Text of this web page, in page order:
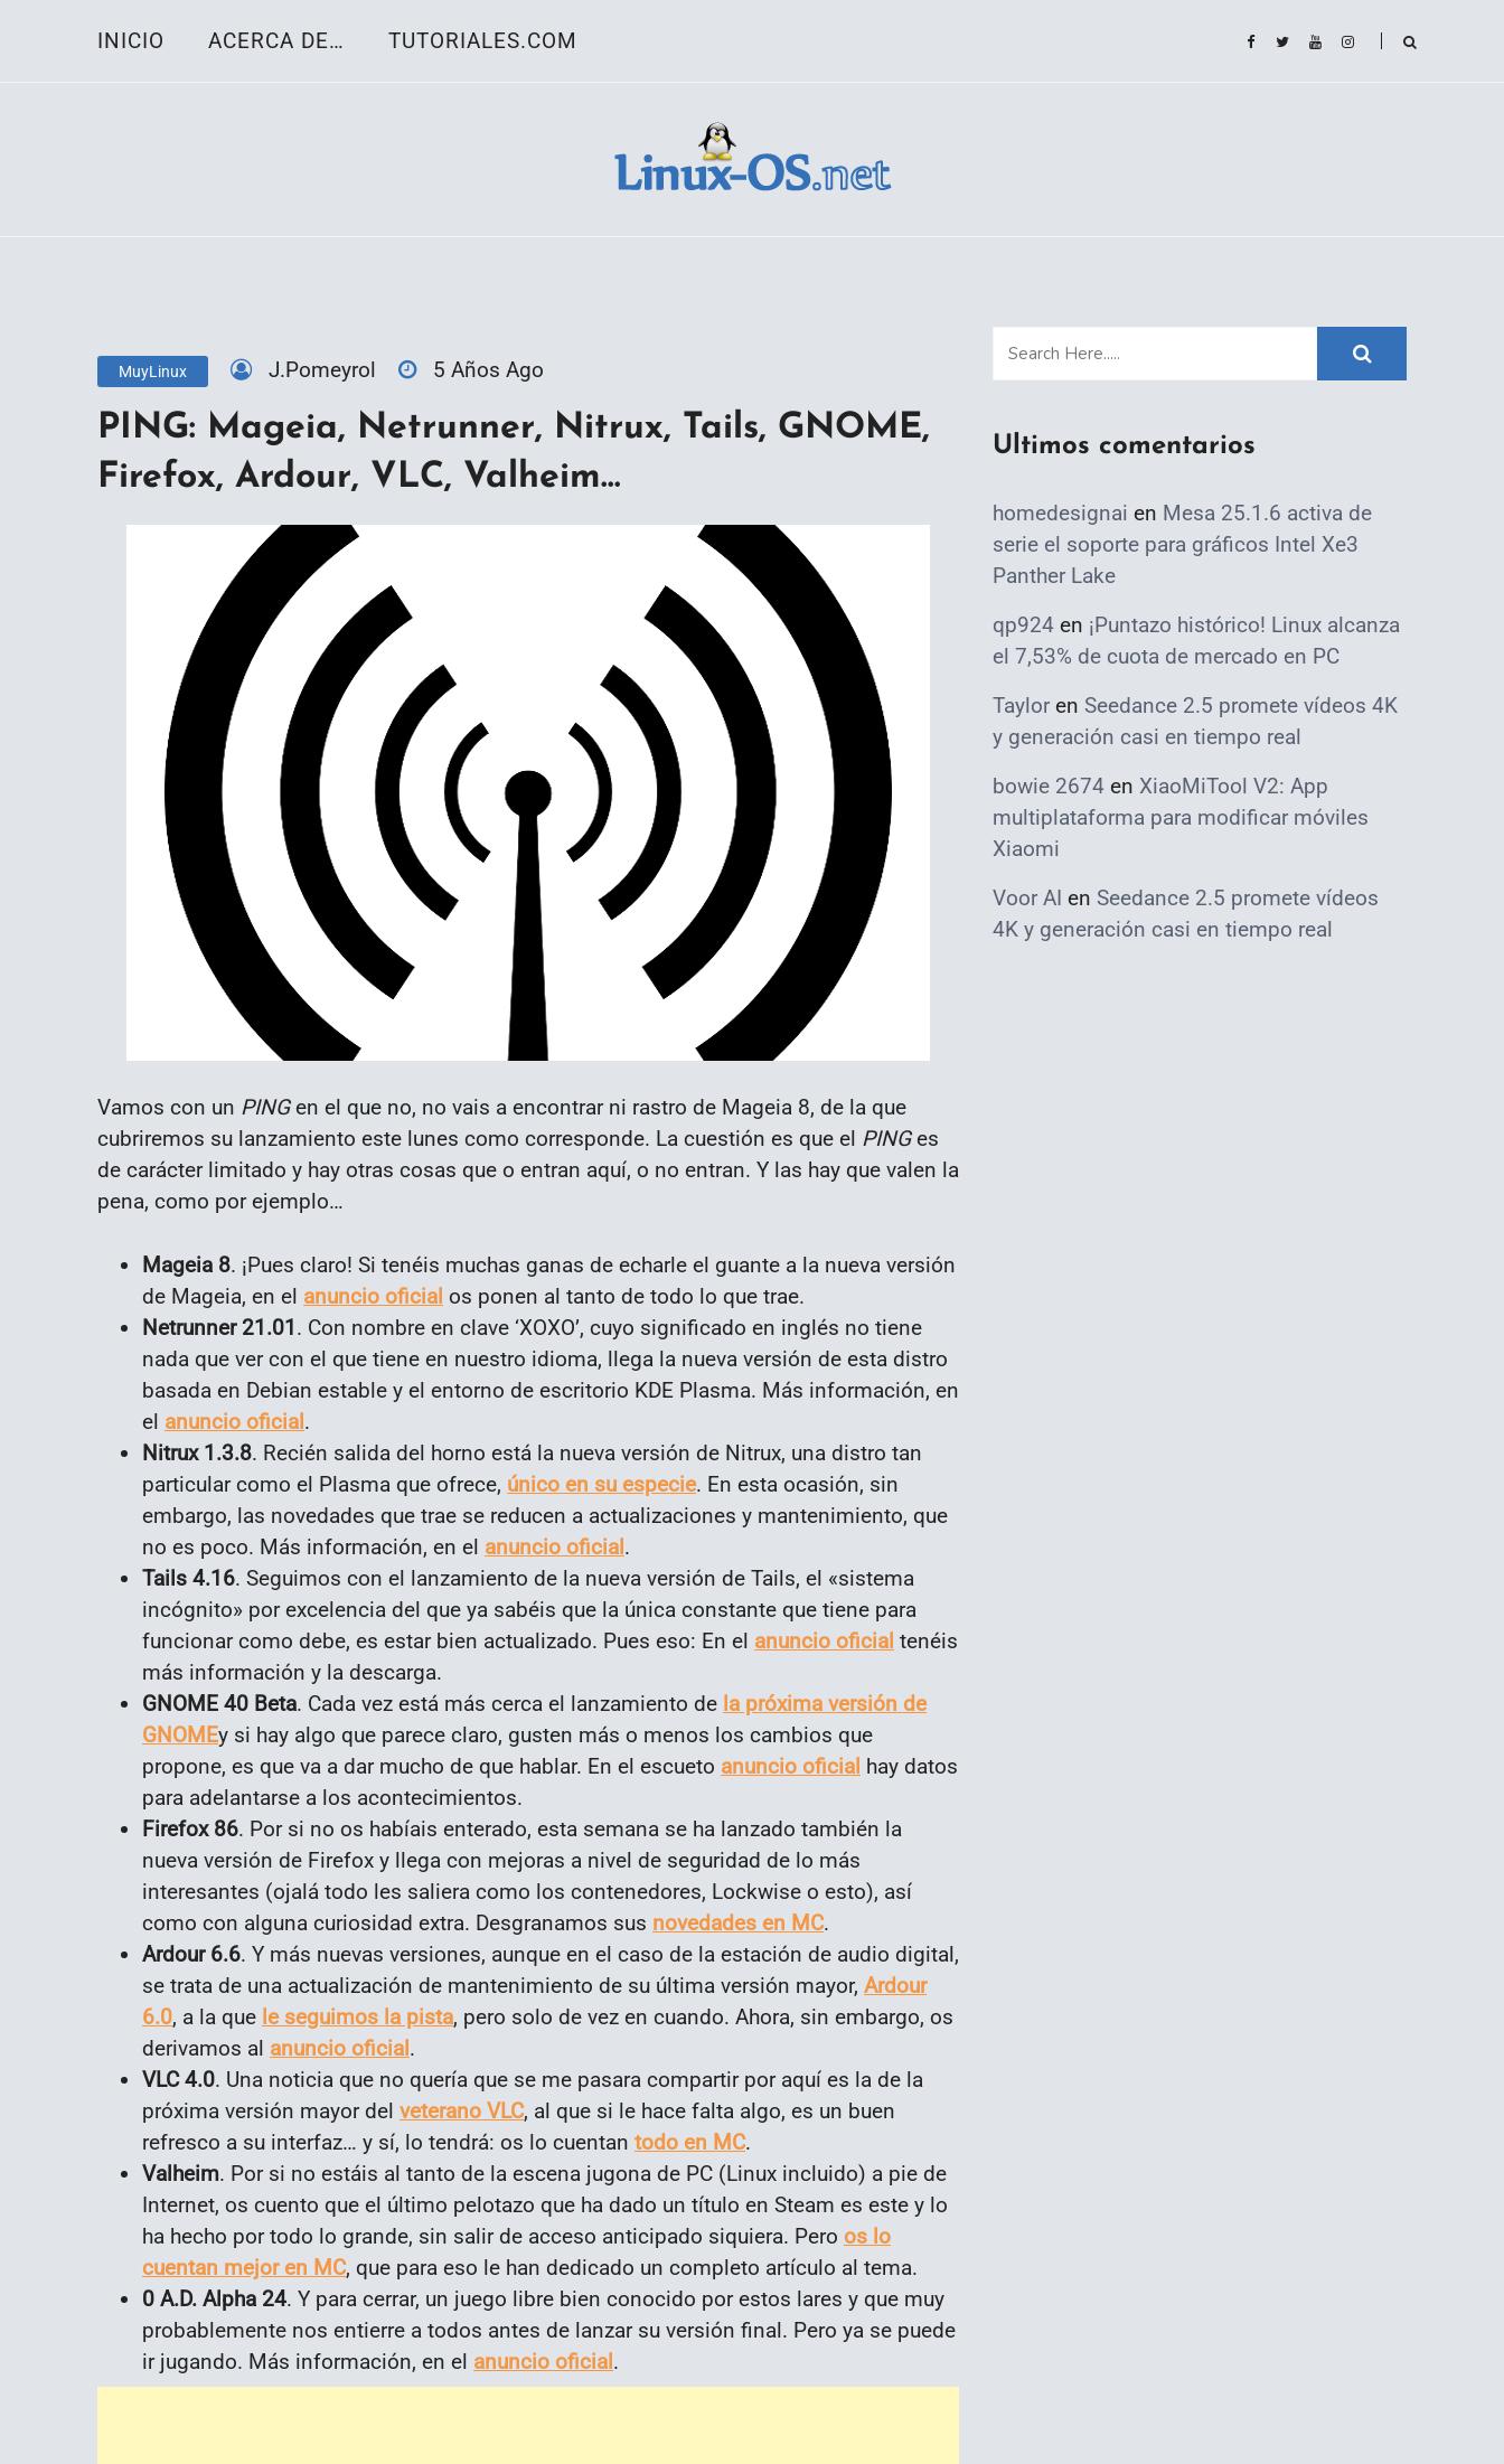
INICIO ACERCA DE… TUTORIALES.COM
MuyLinux J.Pomeyrol 5 Años Ago
PING: Mageia, Netrunner, Nitrux, Tails, GNOME,
Firefox, Ardour, VLC, Valheim…
Vamos con un PINGen el que no, no vais a encontrar ni rastro de Mageia 8, de la que
cubriremos su lanzamiento este lunes como corresponde. La cuestión es que el PINGes
de carácter limitado y hay otras cosas que o entran aquí, o no entran. Y las hay que valen la
pena, como por ejemplo…
Mageia 8. ¡Pues claro! Si tenéis muchas ganas de echarle el guante a la nueva versión
de Mageia, en el anuncio oficial os ponen al tanto de todo lo que trae.
Netrunner 21.01. Con nombre en clave ‘XOXO’, cuyo significado en inglés no tiene
nada que ver con el que tiene en nuestro idioma, llega la nueva versión de esta distro
basada en Debian estable y el entorno de escritorio KDE Plasma. Más información, en
el anuncio oficial.
Nitrux 1.3.8. Recién salida del horno está la nueva versión de Nitrux, una distro tan
particular como el Plasma que ofrece, único en su especie. En esta ocasión, sin
embargo, las novedades que trae se reducen a actualizaciones y mantenimiento, que
no es poco. Más información, en el anuncio oficial.
Tails 4.16. Seguimos con el lanzamiento de la nueva versión de Tails, el «sistema
incógnito» por excelencia del que ya sabéis que la única constante que tiene para
funcionar como debe, es estar bien actualizado. Pues eso: En el anuncio oficial tenéis
más información y la descarga.
GNOME 40 Beta. Cada vez está más cerca el lanzamiento de la próxima versión de
GNOMEy si hay algo que parece claro, gusten más o menos los cambios que
propone, es que va a dar mucho de que hablar. En el escueto anuncio oficial hay datos
para adelantarse a los acontecimientos.
Firefox 86. Por si no os habíais enterado, esta semana se ha lanzado también la
nueva versión de Firefox y llega con mejoras a nivel de seguridad de lo más
interesantes (ojalá todo les saliera como los contenedores, Lockwise o esto), así
como con alguna curiosidad extra. Desgranamos sus novedades en MC.
Ardour 6.6. Y más nuevas versiones, aunque en el caso de la estación de audio digital,
se trata de una actualización de mantenimiento de su última versión mayor, Ardour
6.0, a la que le seguimos la pista, pero solo de vez en cuando. Ahora, sin embargo, os
derivamos al anuncio oficial.
VLC 4.0. Una noticia que no quería que se me pasara compartir por aquí es la de la
próxima versión mayor del veterano VLC, al que si le hace falta algo, es un buen
refresco a su interfaz… y sí, lo tendrá: os lo cuentan todo en MC.
Valheim. Por si no estáis al tanto de la escena jugona de PC (Linux incluido) a pie de
Internet, os cuento que el último pelotazo que ha dado un título en Steam es este y lo
ha hecho por todo lo grande, sin salir de acceso anticipado siquiera. Pero os lo
cuentan mejor en MC, que para eso le han dedicado un completo artículo al tema.
0 A.D. Alpha 24. Y para cerrar, un juego libre bien conocido por estos lares y que muy
probablemente nos entierre a todos antes de lanzar su versión final. Pero ya se puede
ir jugando. Más información, en el anuncio oficial.
Ultimos comentarios
homedesignai en Mesa 25.1.6 activa de
serie el soporte para gráficos Intel Xe3
Panther Lake
qp924 en ¡Puntazo histórico! Linux alcanza
el 7,53% de cuota de mercado en PC
Taylor en Seedance 2.5 promete vídeos 4K
y generación casi en tiempo real
bowie 2674 en XiaoMiTool V2: App
multiplataforma para modificar móviles
Xiaomi
Voor AI en Seedance 2.5 promete vídeos
4K y generación casi en tiempo real